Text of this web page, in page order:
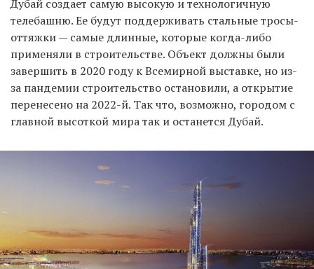
Дубай создает самую высокую и технологичную
телебашню. Ее будут поддерживать стальные тросы-
оттяжки — самые длинные, которые когда-либо
применяли в строительстве. Объект должны были
завершить в 2020 году к Всемирной выставке, но из-
за пандемии строительство остановили, а открытие
перенесено на 2022-й. Так что, возможно, городом с
главной высоткой мира так и останется Дубай.